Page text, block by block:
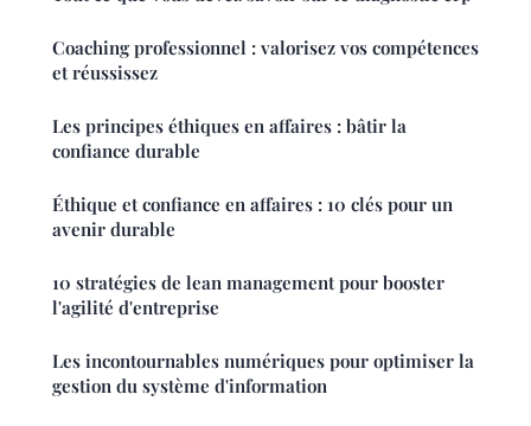
Coaching professionnel : valorisez vos compétences
et réussissez
Les principes éthiques en affaires : bâtir la
confiance durable
Éthique et confiance en affaires : 10 clés pour un
avenir durable
10 stratégies de lean management pour booster
l'agilité d'entreprise
Les incontournables numériques pour optimiser la
gestion du système d'information